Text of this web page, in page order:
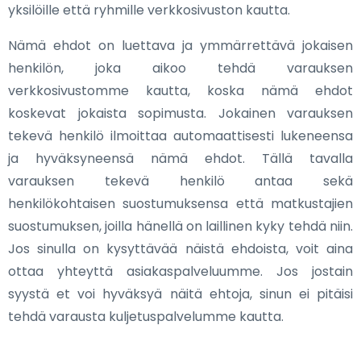
yksilöille että ryhmille verkkosivuston kautta.
Nämä ehdot on luettava ja ymmärrettävä jokaisen
henkilön, joka aikoo tehdä varauksen
verkkosivustomme kautta, koska nämä ehdot
koskevat jokaista sopimusta. Jokainen varauksen
tekevä henkilö ilmoittaa automaattisesti lukeneensa
ja hyväksyneensä nämä ehdot. Tällä tavalla
varauksen tekevä henkilö antaa sekä
henkilökohtaisen suostumuksensa että matkustajien
suostumuksen, joilla hänellä on laillinen kyky tehdä niin.
Jos sinulla on kysyttävää näistä ehdoista, voit aina
ottaa yhteyttä asiakaspalveluumme. Jos jostain
syystä et voi hyväksyä näitä ehtoja, sinun ei pitäisi
tehdä varausta kuljetuspalvelumme kautta.